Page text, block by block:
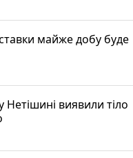
майже добу буде
Нетішині виявили тіло